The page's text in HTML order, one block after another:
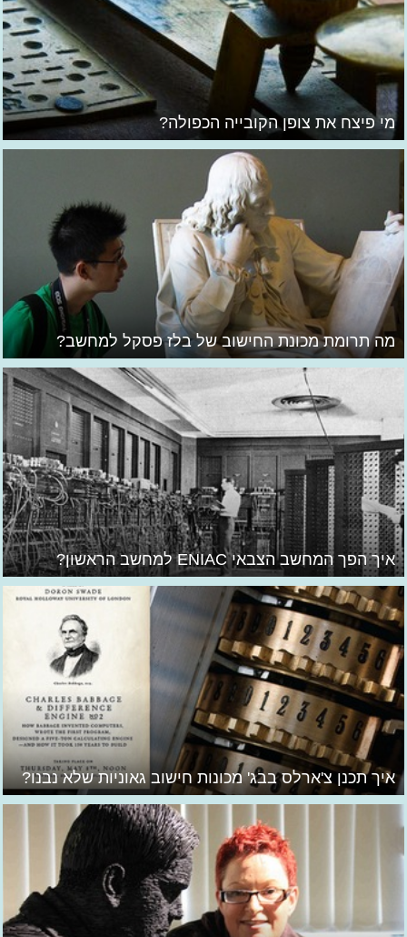
מי פיצח את צופן הקובייה הכפולה?
מה תרומת מכונת החישוב של בלז פסקל למחשב?
איך הפך המחשב הצבאי ENIAC למחשב הראשון?
איך תכנן צ'ארלס בבג' מכונות חישוב גאוניות שלא נבנו?